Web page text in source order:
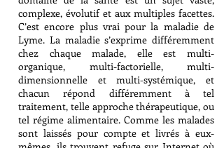
complexe, évolutif et aux multiples facettes.
C’est encore plus vrai pour la maladie de
Lyme. La maladie s’exprime différemment
chez chaque malade, elle est multi-
organique, multi-factorielle, multi-
dimensionnelle et multi-systémique, et
chacun répond différemment à tel
traitement, telle approche thérapeutique, ou
tel régime alimentaire. Comme les malades
sont laissés pour compte et livrés à eux-